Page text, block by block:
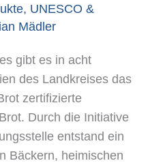
, UNESCO &
Mädler
gibt es in acht
des Landkreises das
zertifizierte
Durch die Initiative
entstand ein
Bäckern, heimischen